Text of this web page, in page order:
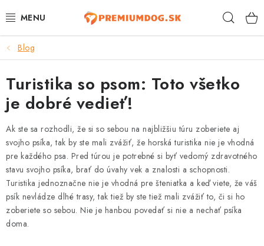
na
TOP 100 PRODUKTOV
NOVINKY
AKCIE
ÚTULKY
KONTAKTY
PSY
Blog
Turistika so psom: Toto všetko
je dobré vedieť!
Ak ste sa rozhodli, že si so sebou na najbližšiu túru zoberiete aj
svojho psíka, tak by ste mali zvážiť, že horská turistika nie je vhodná
pre každého psa. Pred túrou je potrebné si byť vedomý zdravotného
stavu svojho psíka, brať do úvahy vek a znalosti a schopnosti.
Turistika jednoznačne nie je vhodná pre šteniatka a keď viete, že váš
psík nevládze dlhé trasy, tak tiež by ste tiež mali zvážiť to, či si ho
zoberiete so sebou. Nie je hanbou povedať si nie a nechať psíka
doma.